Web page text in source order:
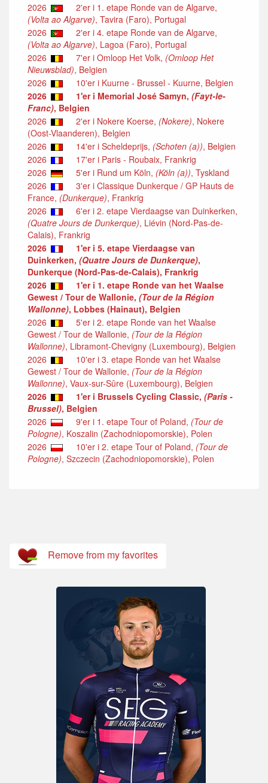
2026
2'er i 1. etape Ronde van de Algarve,
(Volta ao Algarve), Tavira (Faro), Portugal
2026
2'er i 4. etape Ronde van de Algarve,
(Volta ao Algarve), Lagoa (Faro), Portugal
2026
7'er i Omloop Het Volk, (Omloop Het
Nieuwsblad), Belgien
2026
10'er i Kuurne - Brussel - Kuurne, Belgien
2026
1'er i Memorial José Samyn, (Fayt-le-
Franc), Belgien
2026
2'er i Nokere Koerse, (Nokere), Nokere
(Oost-Vlaanderen), Belgien
2026
14'er i Scheldeprijs, (Schoten (a)), Belgien
2026
17'er i Paris - Roubaix, Frankrig
2026
5'er i Rund um Köln, (Köln (a)), Tyskland
2026
3'er i Classique Dunkerque / GP Hauts de
France, (Dunkerque), Frankrig
2026
6'er i 2. etape Vierdaagse van Duinkerken,
(Quatre Jours de Dunkerque), Liévin (Nord-Pas-de-
Calais), Frankrig
2026
1'er i 5. etape Vierdaagse van
Duinkerken, (Quatre Jours de Dunkerque),
Dunkerque (Nord-Pas-de-Calais), Frankrig
2026
1'er i 1. etape Ronde van het Waalse
Gewest / Tour de Wallonie, (Tour de la Région
Wallonne), Lobbes (Hainaut), Belgien
2026
5'er i 2. etape Ronde van het Waalse
Gewest / Tour de Wallonie, (Tour de la Région
Wallonne), Libramont-Chevigny (Luxembourg), Belgien
2026
10'er i 3. etape Ronde van het Waalse
Gewest / Tour de Wallonie, (Tour de la Région
Wallonne), Vaux-sur-Sûre (Luxembourg), Belgien
2026
1'er i Brussels Cycling Classic, (Paris -
Brussel), Belgien
2026
9'er i 1. etape Tour of Poland, (Tour de
Pologne), Koszalin (Zachodniopomorskie), Polen
2026
10'er i 2. etape Tour of Poland, (Tour de
Pologne), Szczecin (Zachodniopomorskie), Polen
Remove from my favorites